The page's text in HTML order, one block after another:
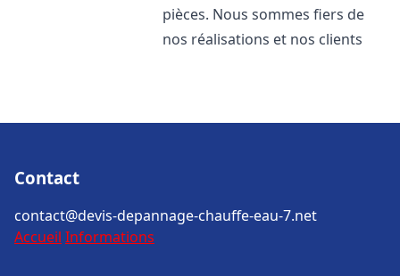
pièces. Nous sommes fiers de
nos réalisations et nos clients
Contact
contact@devis-depannage-chauffe-eau-7.net
Accueil Informations